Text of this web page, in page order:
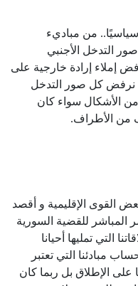
من مباديء
التدخل الأجنبي
إملاء إرادة خارجية على
نرفض كل صور التدخل
الأشكال سواء كان
من الأطراف.
القوى الإقليمية و أقصد
المباشر للقضية السورية
التي تمليها أحيانا
مبادئنا التي تعتبر
الإطلاق بل ربما كان